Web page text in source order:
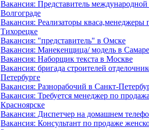
Вакансия: Представитель
Волгограде
Вакансия: Реализаторы кваса,менеджеры
Тихорецке
Вакансия: "представитель" в Омске
Вакансия: Манекенщица/ модель в Самаре
Вакансия: Наборщик текста в Москве
Вакансия: бригада строителей
Петербурге
Вакансия: Разнорабочий в Санкт-
Вакансия: Требуется менеджер по
Красноярске
Вакансия: Диспетчер на домашнем
Вакансия: Консультант по продаже